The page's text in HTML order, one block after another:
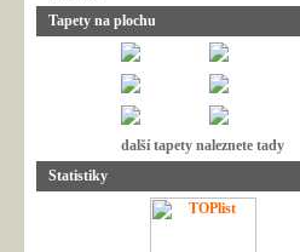
Tapety na plochu
další tapety naleznete tady
Statistiky